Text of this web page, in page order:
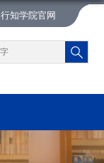
行知学院官网